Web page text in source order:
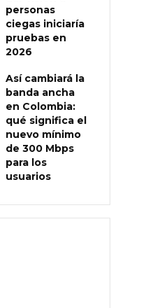
personas
ciegas iniciaría
pruebas en
2026
Así cambiará la
banda ancha
en Colombia:
qué significa el
nuevo mínimo
de 300 Mbps
para los
usuarios